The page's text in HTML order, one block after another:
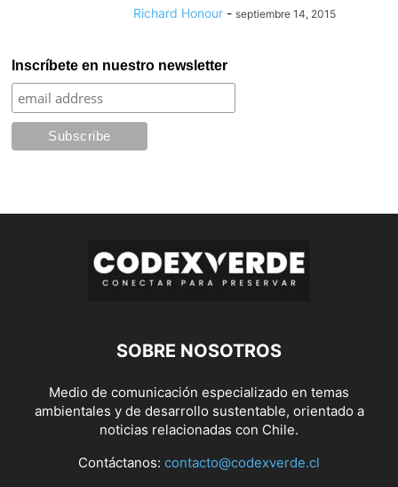
Richard Honour - septiembre 14, 2015
Inscríbete en nuestro newsletter
SOBRE NOSOTROS
Medio de comunicación especializado en temas
ambientales y de desarrollo sustentable, orientado a
noticias relacionadas con Chile.
Contáctanos: contacto@codexverde.cl